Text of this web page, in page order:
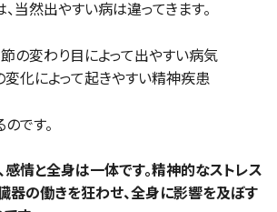
当然出やすい病は違ってきます。
の変わり目によって出やすい病気
化によって起きやすい精神疾患
です。
感情と全身は一体です。精神的なストレス
器の働きを狂わせ、全身に影響を及ぼす